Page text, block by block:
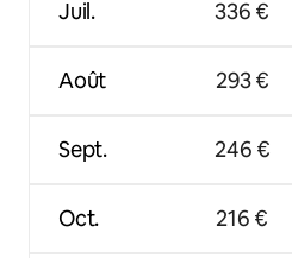
Juil.
Août
Sept.
Oct.
336 €
293 €
246 €
216 €